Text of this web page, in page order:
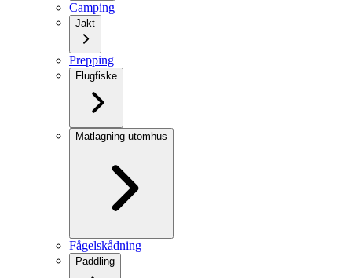
Camping
Jakt
Prepping
Flugfiske
Matlagning utomhus
Fågelskådning
Paddling